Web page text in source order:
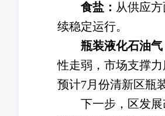
食盐： 从供应
续稳定运行。
瓶装液化石油气
性走弱，市场支撑
预计7月份清新区瓶
下一步，区发展改